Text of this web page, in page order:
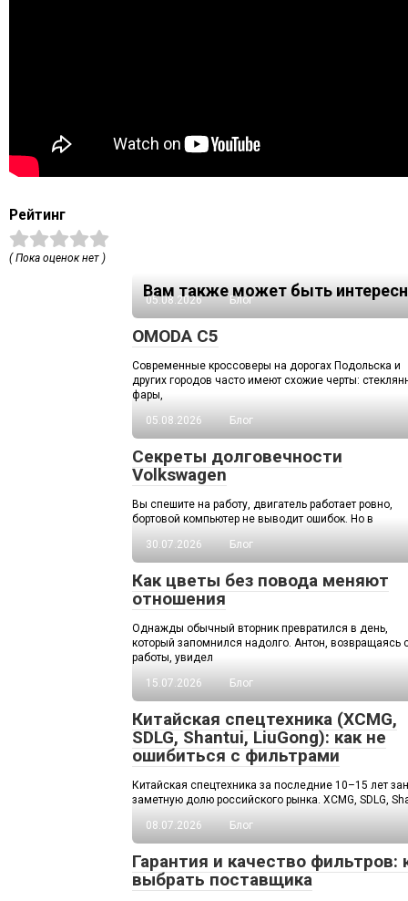
Рейтинг
( Пока оценок нет )
Вам также может быть
05.08.2026 Блог
OMODA C5
Современные кроссоверы на дорогах Подольска и
других городов часто имеют схожие черты:
фары,
05.08.2026
Блог
Секреты долговечности
Volkswagen
Вы спешите на работу, двигатель работает ровно,
бортовой компьютер не выводит ошибок. Но в
30.07.2026
Блог
Как цветы без повода меняют
отношения
Однажды обычный вторник превратился в день,
который запомнился надолго. Антон, возвращаясь
работы, увидел
15.07.2026
Блог
Китайская спецтехника (XCMG,
SDLG, Shantui, LiuGong): как не
ошибиться с фильтрами
Китайская спецтехника за последние 10–15 лет
заметную долю российского рынка. XCMG, SDLG,
08.07.2026
Блог
Гарантия и качество фильтров:
выбрать поставщика